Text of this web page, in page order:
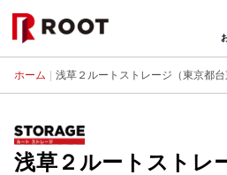
ホーム 浅草２ルートストレージ（東京都台
浅草２ルートストレ